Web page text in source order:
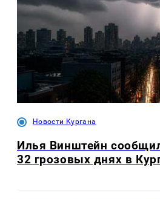
Новости Кургана
Илья Винштейн
32 грозовых днях в